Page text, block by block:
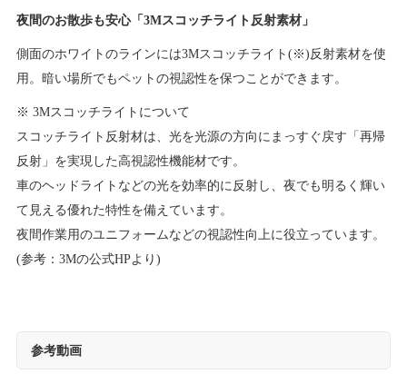
夜間のお散歩も安心「3Mスコッチライト反射素材」
側面のホワイトのラインには3Mスコッチライト(※)反射素材を使
用。暗い場所でもペットの視認性を保つことができます。
※ 3Mスコッチライトについて
スコッチライト反射材は、光を光源の方向にまっすぐ戻す「再帰
反射」を実現した高視認性機能材です。
車のヘッドライトなどの光を効率的に反射し、夜でも明るく輝い
て見える優れた特性を備えています。
夜間作業用のユニフォームなどの視認性向上に役立っています。
(参考：3Mの公式HPより)
参考動画